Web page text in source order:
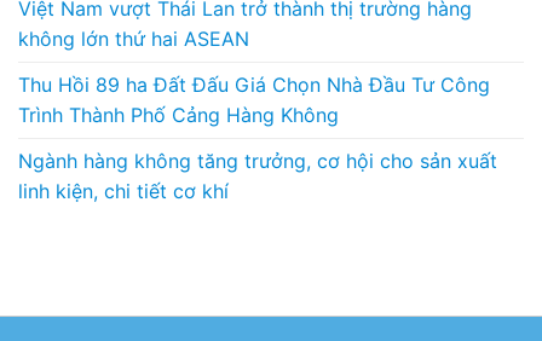
Việt Nam vượt Thái Lan trở thành thị trường hàng
không lớn thứ hai ASEAN
Thu Hồi 89 ha Đất Đấu Giá Chọn Nhà Đầu Tư Công
Trình Thành Phố Cảng Hàng Không
Ngành hàng không tăng trưởng, cơ hội cho sản xuất
linh kiện, chi tiết cơ khí